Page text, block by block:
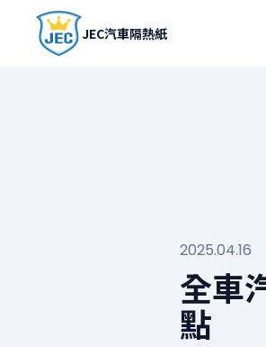
JEC汽車隔熱紙
2025.04.16
全車
點